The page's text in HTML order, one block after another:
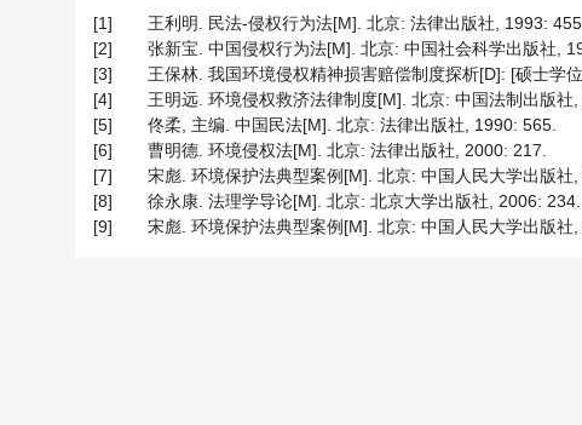
[1]
王利明. 民法-侵权行为法[M]. 北京: 法律出版社, 1993:
[2]
张新宝. 中国侵权行为法[M]. 北京: 中国社会科学出版社,
[3]
王保林. 我国环境侵权精神损害赔偿制度探析[D]: [硕士学
[4]
王明远. 环境侵权救济法律制度[M]. 北京: 中国法制出版社,
[5]
佟柔, 主编. 中国民法[M]. 北京: 法律出版社, 1990: 565.
[6]
曹明德. 环境侵权法[M]. 北京: 法律出版社, 2000: 217.
[7]
宋彪. 环境保护法典型案例[M]. 北京: 中国人民大学出版社,
[8]
徐永康. 法理学导论[M]. 北京: 北京大学出版社, 2006: 234.
[9]
宋彪. 环境保护法典型案例[M]. 北京: 中国人民大学出版社,